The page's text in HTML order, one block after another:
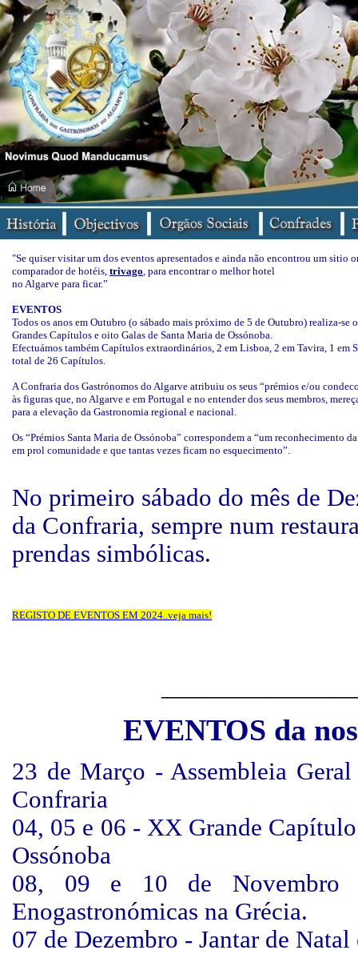
"Se quiser visitar um dos eventos apresentados e ainda não encontrou um sitio
comparador de hotéis, trivago, para encontrar o melhor hotel
no Algarve para ficar.”
EVENTOS
Todos os anos em Outubro (o sábado mais próximo de 5 de Outubro) realiza-
Grandes Capítulos e oito Galas de Santa Maria de Ossónoba.
Efectuámos também Capítulos extraordinários, 2 em Lisboa, 2 em Tavira, 1 em
total de 26 Capítulos.
A Confraria dos Gastrónomos do Algarve atribuiu os seus “prémios e/ou
às figuras que, no Algarve e em Portugal e no entender dos seus membros,
para a elevação da Gastronomia regional e nacional.
Os “Prémios Santa Maria de Ossónoba” correspondem a “um reconhecimento
em prol comunidade e que tantas vezes ficam no esquecimento”.
No primeiro sábado do mês de
da Confraria, sempre num
prendas simbólicas.
REGISTO DE EVENTOS EM 2024..veja mais!
EVENTOS da
23 de Março - Assembleia
Confraria
04, 05 e 06 - XX Grande
Ossónoba
08, 09 e 10 de Novembro -
Enogastronómicas na Grécia.
07 de Dezembro - Jantar de